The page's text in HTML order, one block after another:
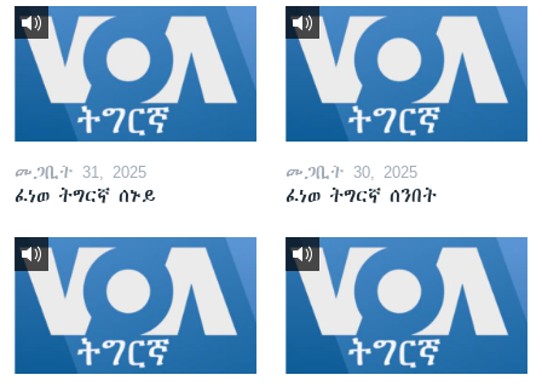
መጋቢት 31, 2025
ፈነወ ትግርኛ ሰኑይ
መጋቢት 30, 2025
ፈነወ ትግርኛ ሰንበት